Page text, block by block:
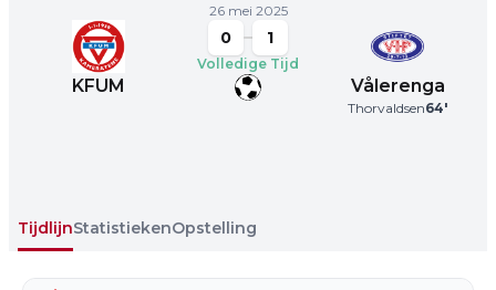
26 mei 2025
KFUM
0 1
Volledige Tijd
Vålerenga
Thorvaldsen64'
TijdlijnStatistiekenOpstelling